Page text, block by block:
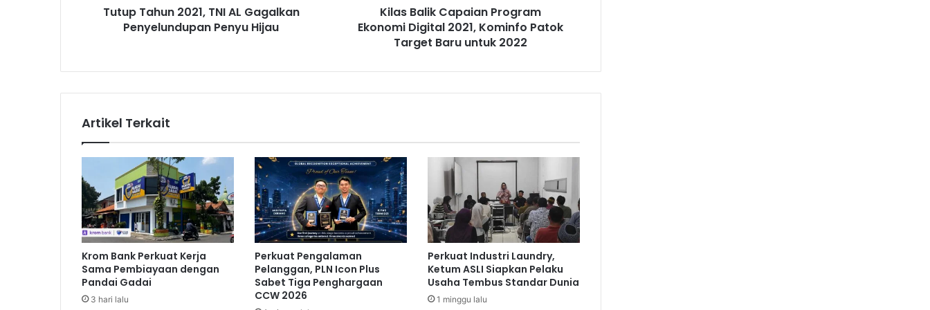
1
I
A
L
a
g
a
l
k
a
n
P
e
Tutup Tahun 2021, TNI AL Gagalkan
Penyelundupan Penyu Hijau
a
r
o
g
r
a
m
E
k
o
n
o
Kilas Balik Capaian Program
Ekonomi Digital 2021, Kominfo Patok
Target Baru untuk 2022
Artikel Terkait
Krom Bank Perkuat Kerja
Sama Pembiayaan dengan
Pandai Gadai
3 hari lalu
Perkuat Pengalaman
Pelanggan, PLN Icon Plus
Sabet Tiga Penghargaan
CCW 2026
Perkuat Industri Laundry,
Ketum ASLI Siapkan Pelaku
Usaha Tembus Standar Dunia
1 minggu lalu